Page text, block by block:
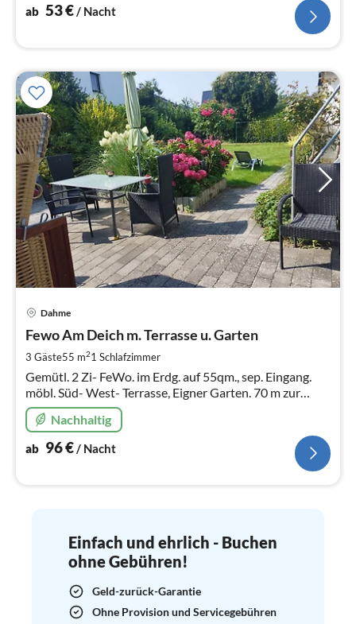
ab 53€/ Nacht
Dahme
Fewo Am Deich m. Terrasse u. Garten
3 Gäste55 m21 Schlafzimmer
Gemütl. 2 Zi- FeWo. im Erdg. auf 55qm., sep. Eingang.
möbl. Süd- West- Terrasse, Eigner Garten. 70 m zur
Promenade. Direkt am Deich. Safe, WLAN, Parkplatz.
Fahrradgarage, Waschm.
Nachhaltig
ab 96€/ Nacht
Einfach und ehrlich - Buchen
ohne Gebühren!
Geld-zurück-Garantie
Ohne Provision und Servicegebühren